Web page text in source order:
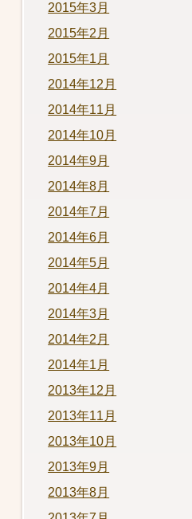
2015年3月
2015年2月
2015年1月
2014年12月
2014年11月
2014年10月
2014年9月
2014年8月
2014年7月
2014年6月
2014年5月
2014年4月
2014年3月
2014年2月
2014年1月
2013年12月
2013年11月
2013年10月
2013年9月
2013年8月